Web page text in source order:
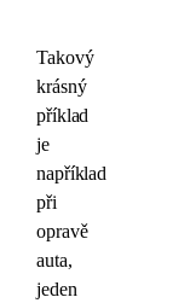
Takový
krásný
příklad
je
například
při
opravě
auta,
jeden